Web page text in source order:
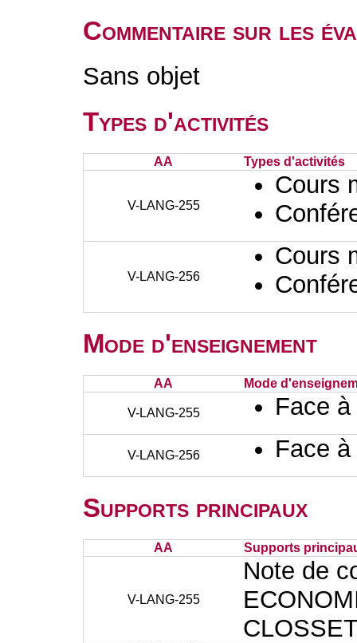
Commentaire sur les
Sans objet
Types d'activités
AA Types d'activités
V-LANG-255
Cours
V-LANG-256
Cours
Mode d'enseignement
AA Mode
V-LANG-255 Face
V-LANG-256 Face
Supports principaux
AA Supports
V-LANG-255
Note de